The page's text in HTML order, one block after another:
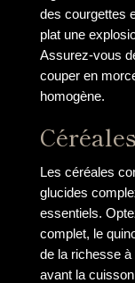
des courgettes
plat une
Assurez-vous
couper en
homogène.
Les céréales
glucides
essentiels.
complet, le
de la richesse à
avant la